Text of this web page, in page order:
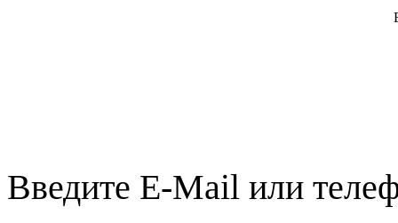
Введите E-Mail или